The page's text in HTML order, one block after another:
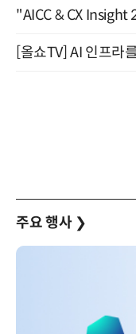
"AICC & CX Insight
주요 행사 ❯